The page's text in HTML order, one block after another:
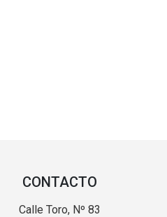
CONTACTO
Calle Toro, Nº 83